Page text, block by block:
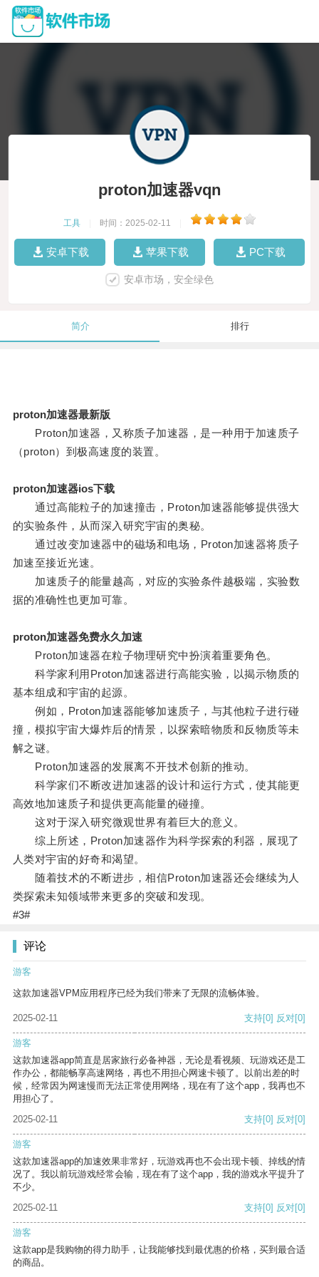
proton加速器vqn
工具 时间：2025-02-11
安卓下载 苹果下载 PC下载
安卓市场，安全绿色
简介 排行
proton加速器最新版
Proton加速器，又称质子加速器，是一种用于加速质子
（proton）到极高速度的装置。
proton加速器ios下载
通过高能粒子的加速撞击，Proton加速器能够提供强大
的实验条件，从而深入研究宇宙的奥秘。
通过改变加速器中的磁场和电场，Proton加速器将质子
加速至接近光速。
加速质子的能量越高，对应的实验条件越极端，实验数
据的准确性也更加可靠。
proton加速器免费永久加速
Proton加速器在粒子物理研究中扮演着重要角色。
科学家利用Proton加速器进行高能实验，以揭示物质的
基本组成和宇宙的起源。
例如，Proton加速器能够加速质子，与其他粒子进行碰
撞，模拟宇宙大爆炸后的情景，以探索暗物质和反物质等未
解之谜。
Proton加速器的发展离不开技术创新的推动。
科学家们不断改进加速器的设计和运行方式，使其能更
高效地加速质子和提供更高能量的碰撞。
这对于深入研究微观世界有着巨大的意义。
综上所述，Proton加速器作为科学探索的利器，展现了
人类对宇宙的好奇和渴望。
随着技术的不断进步，相信Proton加速器还会继续为人
类探索未知领域带来更多的突破和发现。
#3#
评论
游客
这款加速器VPM应用程序已经为我们带来了无限的流畅体验。
2025-02-11 支持[0] 反对[0]
游客
这款加速器app简直是居家旅行必备神器，无论是看视频、玩游戏还是工
作办公，都能畅享高速网络，再也不用担心网速卡顿了。以前出差的时
候，经常因为网速慢而无法正常使用网络，现在有了这个app，我再也不
用担心了。
2025-02-11
支持[0] 反对[0]
游客
这款加速器app的加速效果非常好，玩游戏再也不会出现卡顿、掉线的情
况了。我以前玩游戏经常会输，现在有了这个app，我的游戏水平提升了
不少。
2025-02-11
支持[0] 反对[0]
游客
这款app是我购物的得力助手，让我能够找到最优惠的价格，买到最合适
的商品。